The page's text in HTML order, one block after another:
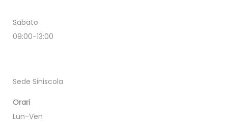
Sabato
09:00-13:00
Sede Siniscola
Orari
Lun-Ven